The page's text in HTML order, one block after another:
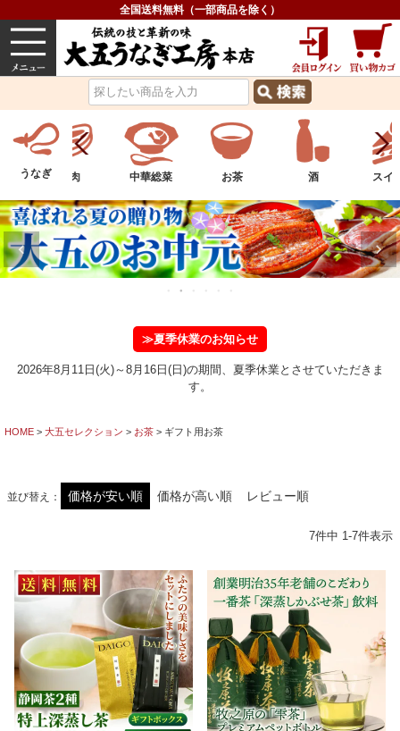
全国送料無料（一部商品を除く）
うなぎ 内祝い グルメ
うなぎ お肉 中華総菜 お茶 酒 スイ
≫夏季休業のお知らせ
2026年8月11日(火)～8月16日(日)の期間、夏季休業とさせていただきま
す。
HOME 大五セレクション お茶 ギフト用お茶
並び替え 価格が安い順 価格が高い順 レビュー順
7件中 1-7件表示